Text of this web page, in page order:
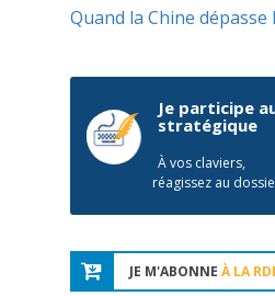
Quand la Chine dépasse
Je participe
stratégique
À vos claviers,
réagissez au
JE M'ABONNE À LA